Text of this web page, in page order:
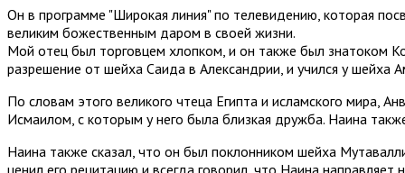
Он в программе "Широкая линия" по телевидению, которая
великим божественным даром в своей жизни.
Мой отец был торговцем хлопком, и он также был знатоком
разрешение от шейха Саида в Александрии, и учился у шейха
По словам этого великого чтеца Египта и исламского мира,
Исмаилом, с которым у него была близкая дружба. Наина
Наина также сказал, что он был поклонником шейха